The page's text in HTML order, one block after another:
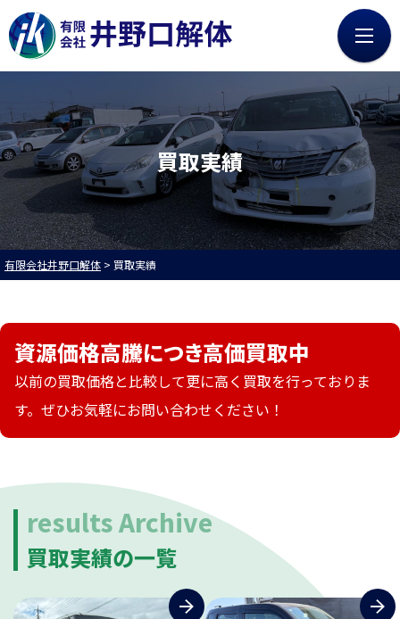
0120-73-4885
HOME
会社案内
お知らせ
採用情報
募集職種
プライバシーポリシー
廃車買取
無料LINE査定
無料Web査定
買取・引取の流れ
買取実績
中古部品販売
動画ライブラリ
買取実績
有限会社井野口解体 > 買取実績
資源価格高騰につき高価買取中
以前の買取価格と比較して更に高く買取を行っておりま
す。ぜひお気軽にお問い合わせください！
results Archive
買取実績の一覧